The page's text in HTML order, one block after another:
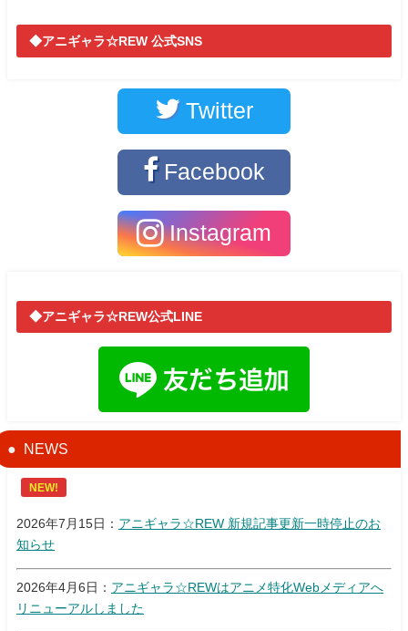
◆アニギャラ☆REW 公式SNS
Twitter
Facebook
Instagram
◆アニギャラ☆REW公式LINE
NEWS
NEW!
2026年7月15日： アニギャラ☆REW 新規記事更新一時停止のお
知らせ
2026年4月6日： アニギャラ☆REWはアニメ特化Webメディアへ
リニューアルしました